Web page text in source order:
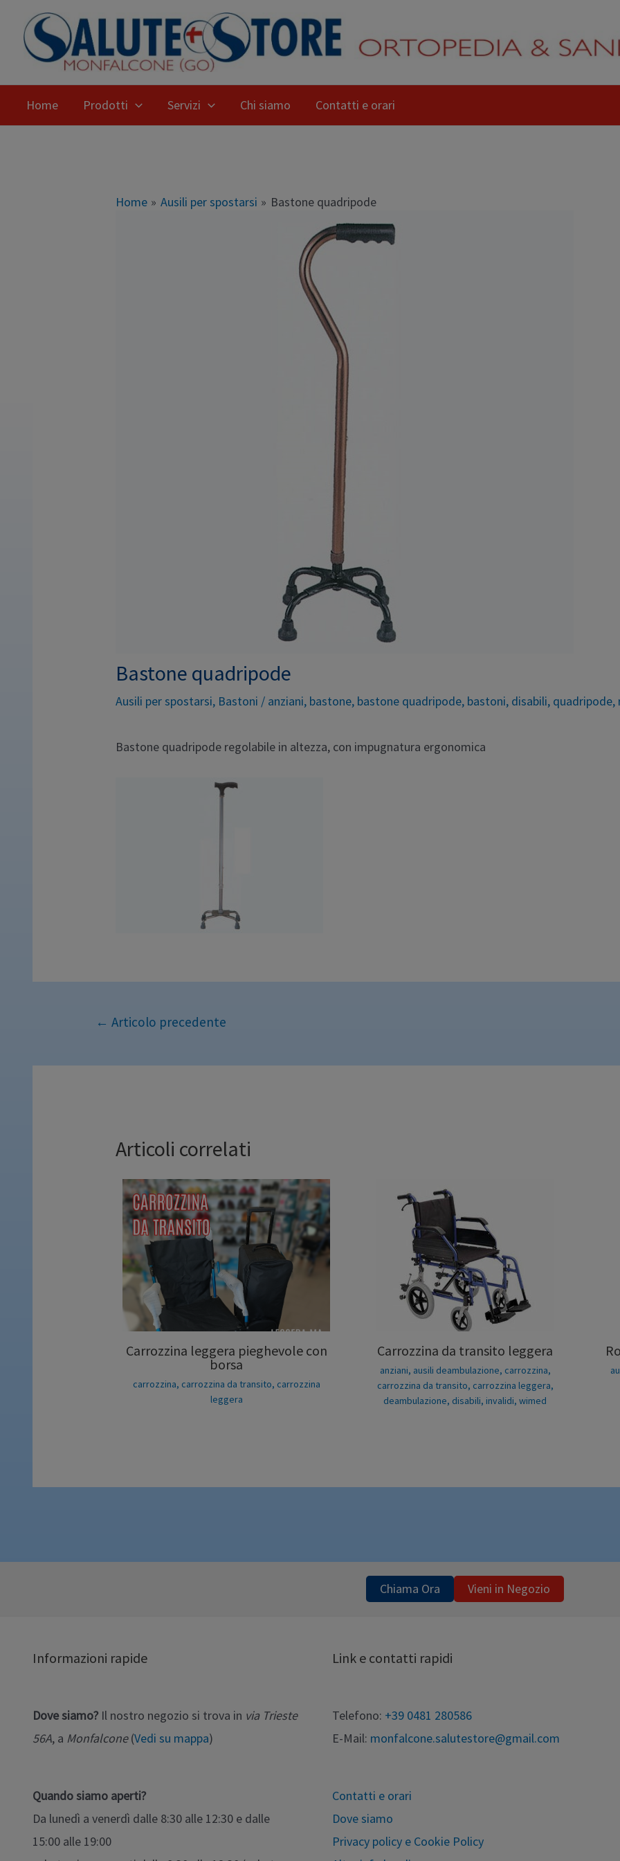
Home Prodotti Servizi Chi siamo Contatti e orari
Home Ausili per spostarsi Bastone quadripode
Bastone quadripode
Ausili per spostarsi, Bastoni / anziani, bastone, bastone quadripode, bastoni, disabili, quadripode,
Bastone quadripode regolabile in altezza, con impugnatura ergonomica
← Articolo precedente
Articoli correlati
Carrozzina leggera pieghevole con
borsa
carrozzina, carrozzina da transito, carrozzina
leggera
Carrozzina da transito leggera
anziani, ausili deambulazione, carrozzina,
carrozzina da transito, carrozzina leggera,
deambulazione, disabili, invalidi, wimed
Chiama Ora Vieni in Negozio
Informazioni rapide
Dove siamo? Il nostro negozio si trova in via Trieste
56A, a Monfalcone(Vedi su mappa)
Quando siamo aperti?
Da lunedì a venerdì dalle 8:30 alle 12:30 e dalle
15:00 alle 19:00
Link e contatti rapidi
Telefono: +39 0481 280586
E-Mail: monfalcone.salutestore@gmail.com
Contatti e orari
Dove siamo
Privacy policy e Cookie Policy